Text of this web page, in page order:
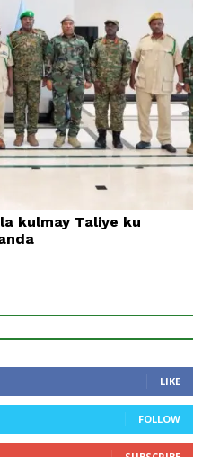
kulmay Taliye ku
LIKE
FOLLOW